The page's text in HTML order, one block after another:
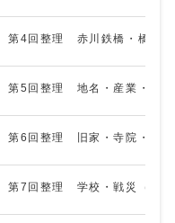
第4回整理 赤川鉄橋・橋・
第5回整理 地名・産業・商業
第6回整理 旧家・寺院・遺跡
第7回整理 学校・戦災（千人